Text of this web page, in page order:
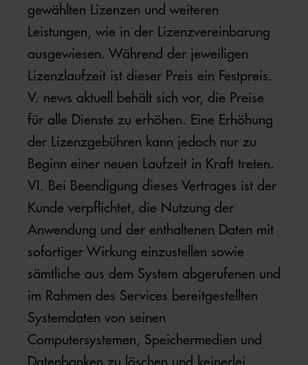
gewählten Lizenzen und weiteren
Leistungen, wie in der Lizenzvereinbarung
ausgewiesen. Während der jeweiligen
Lizenzlaufzeit ist dieser Preis ein Festpreis.
V. news aktuell behält sich vor, die Preise
für alle Dienste zu erhöhen. Eine Erhöhung
der Lizenzgebühren kann jedoch nur zu
Beginn einer neuen Laufzeit in Kraft treten.
VI. Bei Beendigung dieses Vertrages ist der
Kunde verpflichtet, die Nutzung der
Anwendung und der enthaltenen Daten mit
sofortiger Wirkung einzustellen sowie
sämtliche aus dem System abgerufenen und
im Rahmen des Services bereitgestellten
Systemdaten von seinen
Computersystemen, Speichermedien und
Datenbanken zu löschen und keinerlei